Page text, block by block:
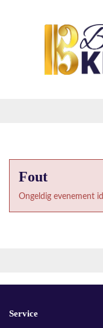
Fout
Ongeldig evenement id
Service